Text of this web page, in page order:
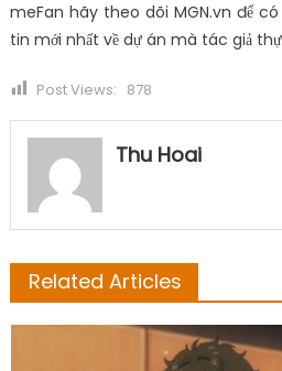
meFan hãy theo dõi MGN.vn để
tin mới nhất về dự án mà tác giả
Post Views: 878
Thu Hoai
Related Articles